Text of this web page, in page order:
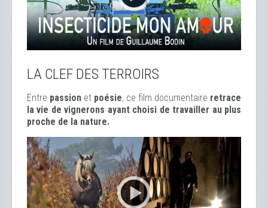
LA CLEF DES TERROIRS
Entre passion et poésie, ce film documentaire retrace
la vie de vignerons ayant choisi de travailler au plus
proche de la nature.